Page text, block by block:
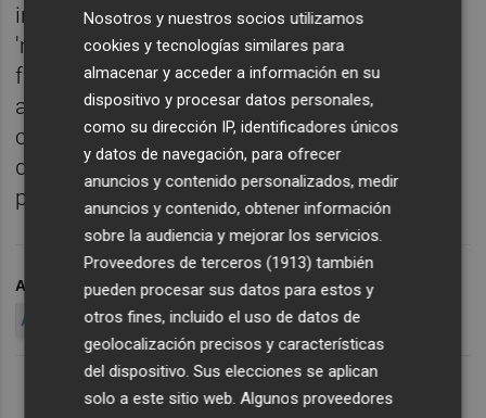
infectado durante tres años mediante un
'malware' capaz de comunicarse de esta
forma, el badBIOS. El 'software' borraba
archivos de los equipos y cambiaba la
configuración sin previo aviso y se hizo muy
difícil de eliminar al desconocer esta
particular característica.
ARCHIVADO EN MALWARE
CREAN UN MALWARE
ALTAVOCES
SONIDOS
Nosotros y nuestros socios utilizamos
cookies y tecnologías similares para
almacenar y acceder a información en su
dispositivo y procesar datos personales,
como su dirección IP, identificadores únicos
y datos de navegación, para ofrecer
anuncios y contenido personalizados, medir
anuncios y contenido, obtener información
sobre la audiencia y mejorar los servicios.
Proveedores de terceros (1913) también
pueden procesar sus datos para estos y
otros fines, incluido el uso de datos de
geolocalización precisos y características
del dispositivo. Sus elecciones se aplican
solo a este sitio web. Algunos proveedores